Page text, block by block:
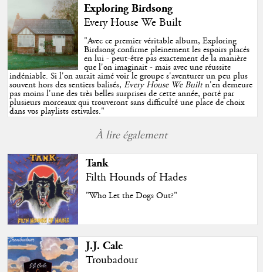
Exploring Birdsong
Every House We Built
"Avec ce premier véritable album, Exploring
Birdsong confirme pleinement les espoirs placés
en lui - peut-être pas exactement de la manière
que l'on imaginait - mais avec une réussite
indéniable. Si l'on aurait aimé voir le groupe s'aventurer un peu plus
souvent hors des sentiers balisés,Every House We Builtn'en demeure
pas moins l'une des très belles surprises de cette année, porté par
plusieurs morceaux qui trouveront sans difficulté une place de choix
dans vos playlists estivales."
À lire également
Tank
Filth Hounds of Hades
"Who Let the Dogs Out?"
J.J. Cale
Troubadour